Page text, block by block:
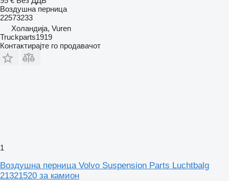
Воздушна перница
22573233
Холандија, Vuren
Truckparts1919
Контактирајте го продавачот
1
Воздушна перница Volvo Suspension Parts Luchtbalg
21321520 за камион